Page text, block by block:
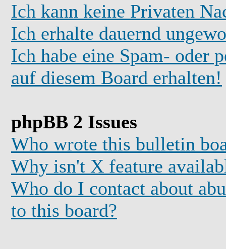
Ich kann keine Privaten
Ich erhalte dauernd
Ich habe eine Spam- oder
auf diesem Board erhalten!
phpBB 2 Issues
Who wrote this bulletin
Why isn't X feature
Who do I contact about
to this board?